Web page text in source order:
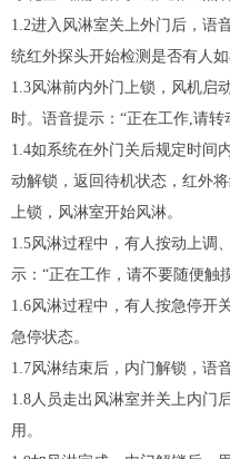
1.2进入风淋室关上外门后，语
统红外探头开始检测是否有人
1.3风淋前内外门上锁，风机启
时。语音提示：“正在工作,请转
1.4如系统在外门关后规定时间
动解锁，返回待机状态，红外
上锁，风淋室开始风淋。
1.5风淋过程中，有人按动上调
示：“正在工作，请不要随便触
1.6风淋过程中，有人按急停开
急停状态。
1.7风淋结束后，内门解锁，语
1.8人员走出风淋室并关上内门
用。